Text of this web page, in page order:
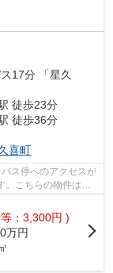
17分 「星久
徒歩23分
徒歩36分
喜町
ス停へのアクセスが
こちらの物件はイ
：3,300円 )
0万円